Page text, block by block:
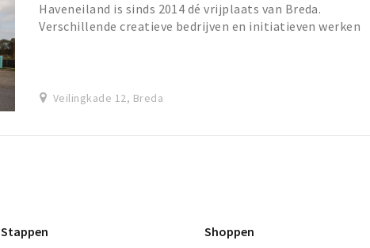
Haveneiland is sinds 2014 dé vrijplaats van Breda.
Verschillende creatieve bedrijven en initiatieven werken
Veilingkade 12, Breda
Stappen Shoppen